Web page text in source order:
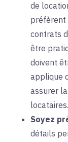
de
préfèrent
contrats
être
doivent
applique
assurer
locataires.
Soyez
détails